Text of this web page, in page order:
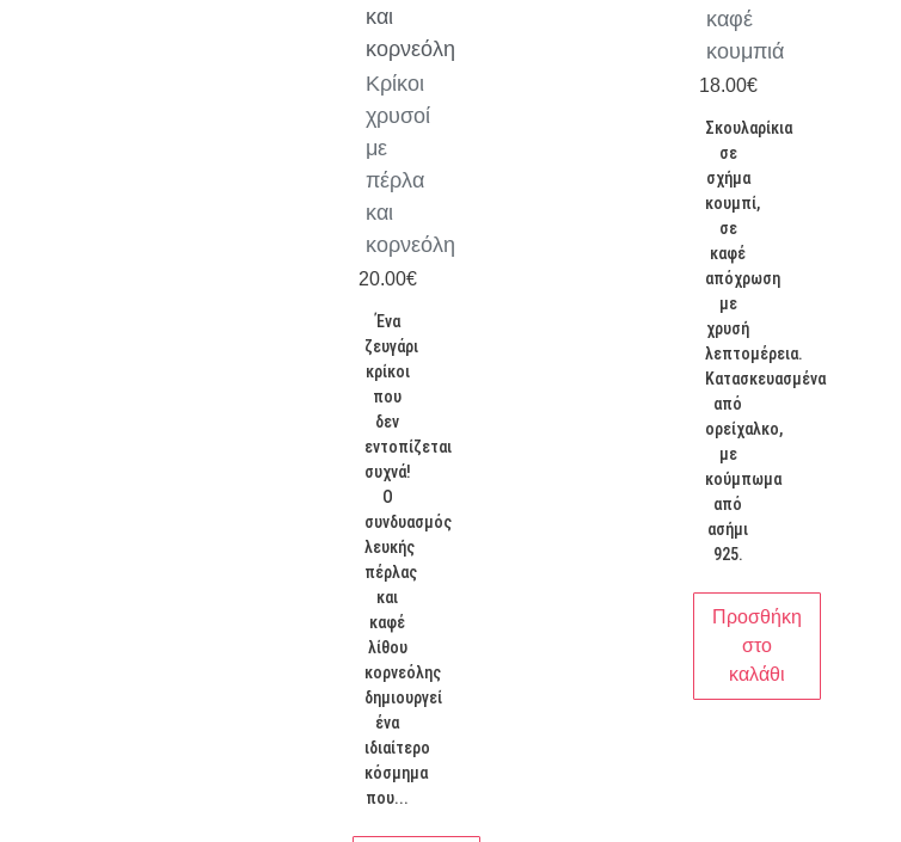
και
κορνεόλη
Κρίκοι
χρυσοί
με
πέρλα
και
κορνεόλη
20.00€
Ένα
ζευγάρι
κρίκοι
που
δεν
εντοπίζεται
συχνά!
Ο
συνδυασμός
λευκής
πέρλας
και
καφέ
λίθου
κορνεόλης
δημιουργεί
ένα
ιδιαίτερο
κόσμημα
που...
καφέ
κουμπιά
18.00€
Σκουλαρίκια
σε
σχήμα
κουμπί,
σε
καφέ
απόχρωση
με
χρυσή
λεπτομέρεια.
Κατασκευασμένα
από
ορείχαλκο,
με
κούμπωμα
από
ασήμι
925.
Προσθήκη
στο
καλάθι